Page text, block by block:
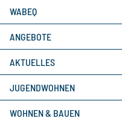
WABEQ
ANGEBOTE
AKTUELLES
JUGENDWOHNEN
WOHNEN & BAUEN